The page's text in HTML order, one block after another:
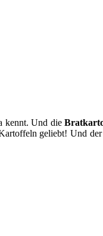
kennt. Und die
geliebt! Und